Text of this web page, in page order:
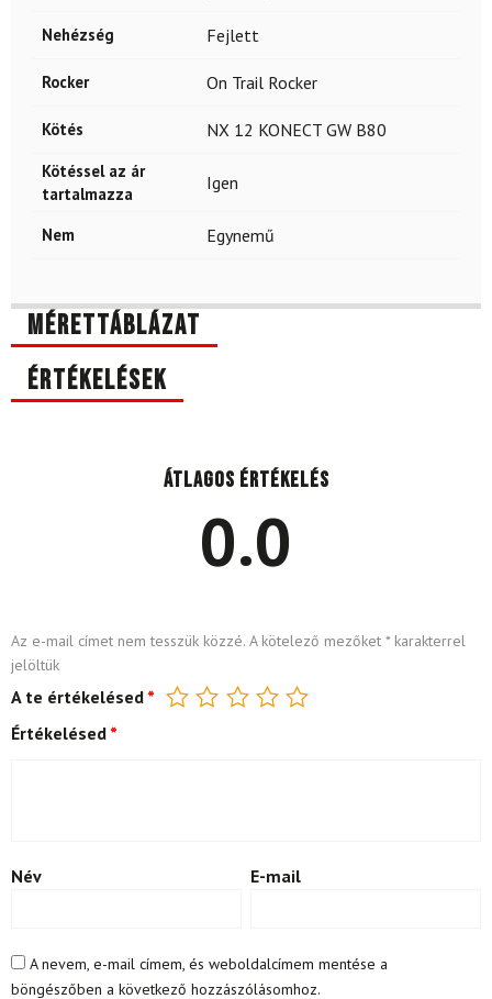
Nehézség Fejlett
Rocker On Trail Rocker
Kötés NX 12 KONECT GW B80
Kötéssel az ár
tartalmazza
Igen
Nem Egynemű
Mérettáblázat
Értékelések
Átlagos értékelés
0.0
Az e-mail címet nem tesszük közzé. A kötelező mezőket *karakterrel
jelöltük
A te értékelésed *
Értékelésed *
Név E-mail
A nevem, e-mail címem, és weboldalcímem mentése a
böngészőben a következő hozzászólásomhoz.